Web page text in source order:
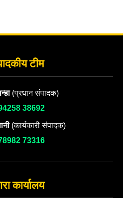
टीम
(प्रधान संपादक)
38692
(कार्यकारी संपादक)
73316
कार्यालय